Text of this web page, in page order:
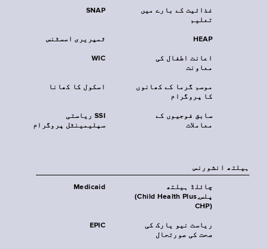
SNAP
غذائیت کے بارے میں
تعلیم
ٹمپریری اسسٹنس HEAP
WIC
اعانت اطفال کی
معاونت
اسکول کا کھانا
موسم گرما کے کھانوں
کا پروگرام
SSI ریاستی
سپلیمینٹل پروگرام
سابق فوجیوں کے
معاملات
‏ہیلتھ انشورنس
Medicaid
چائلڈ ہیلتھ
پلس‎(Child Health Plus,
CHP)‎
EPIC
ریاست نیو یارک کی
صحت کی صورتحال